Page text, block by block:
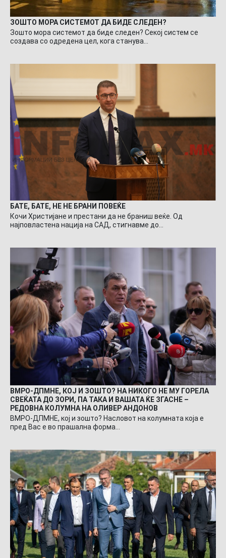
ЗОШТО МОРА СИСТЕМОТ ДА БИДЕ СЛЕДЕН?
Зошто мора системот да биде следен? Секој систем се
создава со одредена цел, кога станува…
БАТЕ, БАТЕ, НЕ НЕ БРАНИ ПОВЕЌЕ
Кочи Христијане и престани да не браниш веќе. Од
најповластена нација на САД, стигнавме до…
ВМРО-ДПМНЕ, КОЈ И ЗОШТО? НА НИКОГО НЕ МУ ГОРЕЛА
СВЕЌАТА ДО ЗОРИ, ПА ТАКА И ВАШАТА ЌЕ ЗГАСНЕ –
РЕДОВНА КОЛУМНА НА ОЛИВЕР АНДОНОВ
ВМРО-ДПМНЕ, кој и зошто? Насловот на колумната која е
пред Вас е во прашална форма…